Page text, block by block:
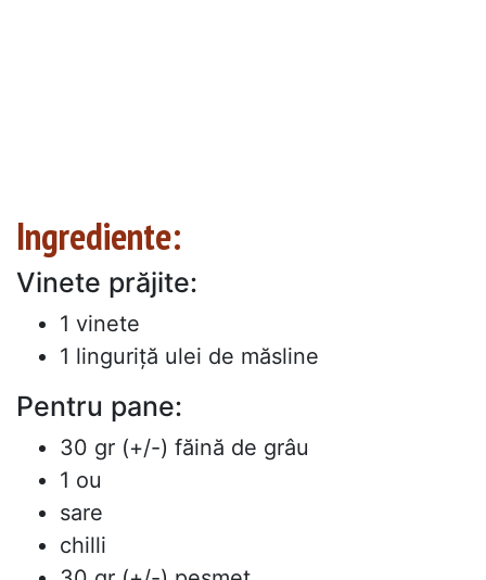
Ingrediente:
Vinete prăjite:
1 vinete
1 linguriță ulei de măsline
Pentru pane:
30 gr (+/-) făină de grâu
1 ou
sare
chilli